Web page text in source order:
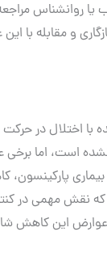
یا روانشناس
و مقابله با
با اختلال در
است، اما
پارکینسون،
نقش مهمی در
عوارض این کاهش